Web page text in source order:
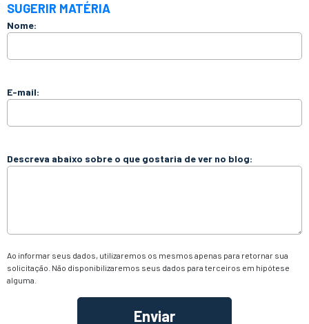
SUGERIR MATÉRIA
Nome:
E-mail:
Descreva abaixo sobre o que gostaria de ver no blog:
Ao informar seus dados, utilizaremos os mesmos apenas para retornar sua
solicitação. Não disponibilizaremos seus dados para terceiros em hipótese
alguma.